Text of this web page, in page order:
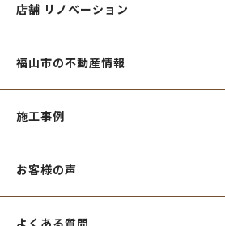
店舗 リノベーション
福山市の不動産情報
施工事例
お客様の声